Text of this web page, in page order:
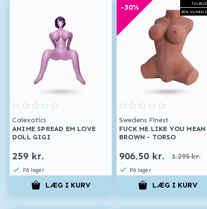
Calexotics
ANIME SPREAD EM LOVE
DOLL GIGI
259 kr.
På lager
LÆG I KURV
TILBUD
30% VUXEN
-30%
Swedens Finest
FUCK ME LIKE YOU
BROWN - TORSO
906,50 kr. 1.295 kr.
På lager
LÆG I KURV